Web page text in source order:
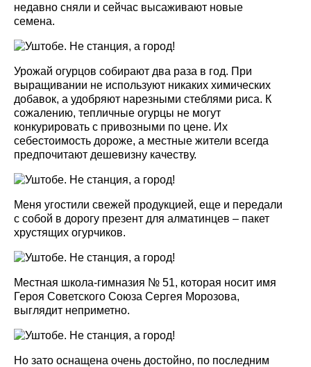
недавно сняли и сейчас высаживают новые
семена.
Урожай огурцов собирают два раза в год. При
выращивании не используют никаких химических
добавок, а удобряют нарезными стеблями риса. К
сожалению, тепличные огурцы не могут
конкурировать с привозными по цене. Их
себестоимость дороже, а местные жители всегда
предпочитают дешевизну качеству.
Меня угостили свежей продукцией, еще и передали
с собой в дорогу презент для алматинцев – пакет
хрустящих огурчиков.
Местная школа-гимназия № 51, которая носит имя
Героя Советского Союза Сергея Морозова,
выглядит неприметно.
Но зато оснащена очень достойно, по последним